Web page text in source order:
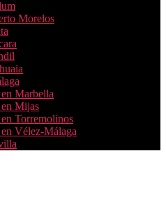
Morelos
Marbella
en Mijas
Torremolinos
en Vélez-Málaga